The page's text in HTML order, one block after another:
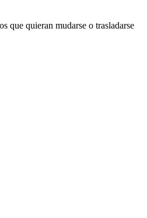
que quieran mudarse o trasladarse